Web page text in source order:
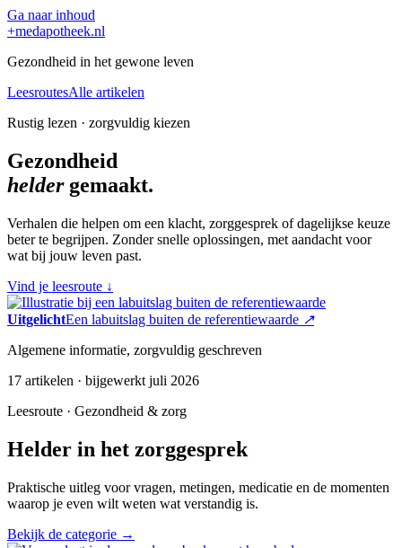
Ga naar inhoud
+medapotheek.nl
Gezondheid in het gewone leven
LeesroutesAlle artikelen
Rustig lezen · zorgvuldig kiezen
Gezondheid
heldergemaakt.
Verhalen die helpen om een klacht, zorggesprek of dagelijkse keuze
beter te begrijpen. Zonder snelle oplossingen, met aandacht voor
wat bij jouw leven past.
Vind je leesroute ↓
UitgelichtEen labuitslag buiten de referentiewaarde ↗
Algemene informatie, zorgvuldig geschreven
17 artikelen · bijgewerkt juli 2026
Leesroute · Gezondheid & zorg
Helder in het zorggesprek
Praktische uitleg voor vragen, metingen, medicatie en de momenten
waarop je even wilt weten wat verstandig is.
Bekijk de categorie →